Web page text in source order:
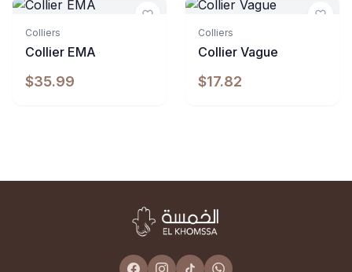
Colliers
Collier EMA
$35.99
Colliers
Collier Vague
$17.82